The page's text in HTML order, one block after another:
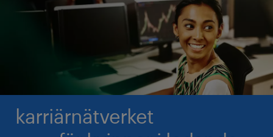
karriärnätverket